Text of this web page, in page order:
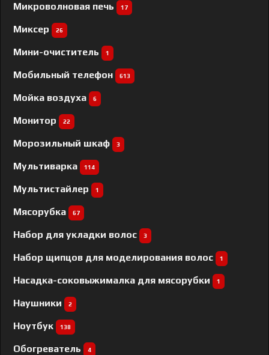
Микроволновая печь 17
Миксер 26
Мини-очиститель 1
Мобильный телефон 613
Мойка воздуха 6
Монитор 22
Морозильный шкаф 3
Мультиварка 114
Мультистайлер 1
Мясорубка 67
Набор для укладки волос 3
Набор щипцов для моделирования волос 1
Насадка-соковыжималка для мясорубки 1
Наушники 2
Ноутбук 138
Обогреватель 4